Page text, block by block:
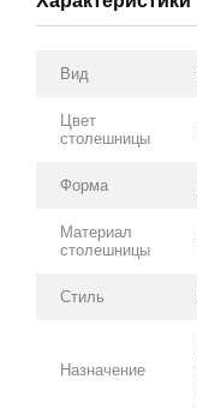
Вид
Цвет
столешницы
Форма
Материал
столешницы
Стиль
Назначение